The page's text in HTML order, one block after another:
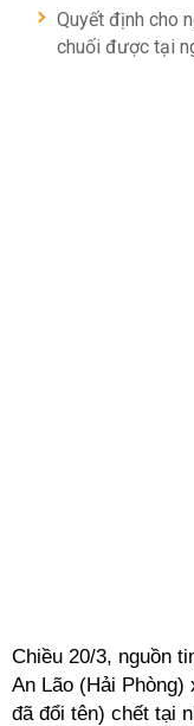
Quyết định cho
chuối được tại
Chiều 20/3, nguồn
An Lão (Hải Phòng)
đã đổi tên) chết tại